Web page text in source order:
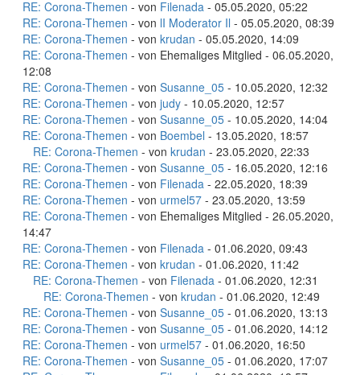
RE: Corona-Themen - von Filenada - 05.05.2020, 05:22
RE: Corona-Themen - von lI Moderator Il - 05.05.2020, 08:39
RE: Corona-Themen - von krudan - 05.05.2020, 14:09
RE: Corona-Themen - von Ehemaliges Mitglied - 06.05.2020,
12:08
RE: Corona-Themen - von Susanne_05 - 10.05.2020, 12:32
RE: Corona-Themen - von judy - 10.05.2020, 12:57
RE: Corona-Themen - von Susanne_05 - 10.05.2020, 14:04
RE: Corona-Themen - von Boembel - 13.05.2020, 18:57
RE: Corona-Themen - von krudan - 23.05.2020, 22:33
RE: Corona-Themen - von Susanne_05 - 16.05.2020, 12:16
RE: Corona-Themen - von Filenada - 22.05.2020, 18:39
RE: Corona-Themen - von urmel57 - 23.05.2020, 13:59
RE: Corona-Themen - von Ehemaliges Mitglied - 26.05.2020,
14:47
RE: Corona-Themen - von Filenada - 01.06.2020, 09:43
RE: Corona-Themen - von krudan - 01.06.2020, 11:42
RE: Corona-Themen - von Filenada - 01.06.2020, 12:31
RE: Corona-Themen - von krudan - 01.06.2020, 12:49
RE: Corona-Themen - von Susanne_05 - 01.06.2020, 13:13
RE: Corona-Themen - von Susanne_05 - 01.06.2020, 14:12
RE: Corona-Themen - von urmel57 - 01.06.2020, 16:50
RE: Corona-Themen - von Susanne_05 - 01.06.2020, 17:07